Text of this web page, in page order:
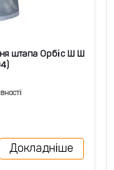
штапа Орбіс Ш Ш
Докладніше